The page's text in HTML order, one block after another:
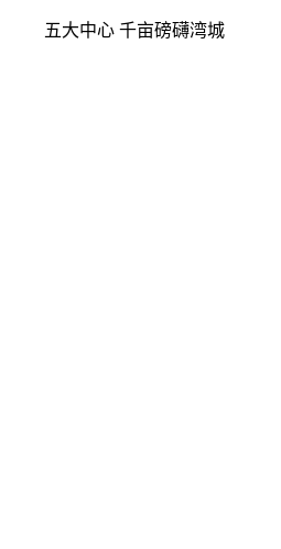
五大中心 千亩磅礴湾城